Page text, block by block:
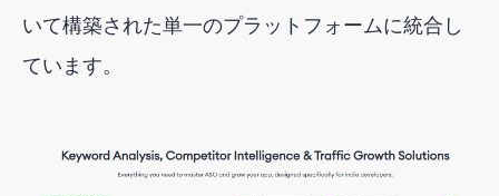
いて構築された単一のプラットフォームに統合し
ています。